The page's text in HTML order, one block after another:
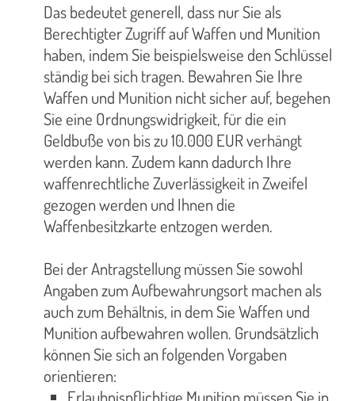
Das bedeutet generell, dass nur Sie als
Berechtigter Zugriff auf Waffen und Munition
haben, indem Sie beispielsweise den Schlüssel
ständig bei sich tragen. Bewahren Sie Ihre
Waffen und Munition nicht sicher auf, begehen
Sie eine Ordnungswidrigkeit, für die ein
Geldbuße von bis zu 10.000 EUR verhängt
werden kann. Zudem kann dadurch Ihre
waffenrechtliche Zuverlässigkeit in Zweifel
gezogen werden und Ihnen die
Waffenbesitzkarte entzogen werden.
Bei der Antragstellung müssen Sie sowohl
Angaben zum Aufbewahrungsort machen als
auch zum Behältnis, in dem Sie Waffen und
Munition aufbewahren wollen. Grundsätzlich
können Sie sich an folgenden Vorgaben
orientieren:
Erlaubnispflichtige Munition müssen Sie in